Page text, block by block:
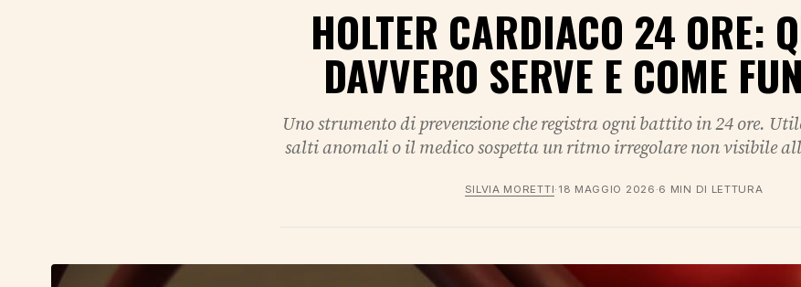
HOLTER CARDIACO 24 ORE:
DAVVERO SERVE E COME
Uno strumento di prevenzione che registra ogni battito in 24 ore.
salti anomali o il medico sospetta un ritmo irregolare non visibile
SILVIA MORETTI· 18 MAGGIO 2026 ·6 MIN DI LETTURA